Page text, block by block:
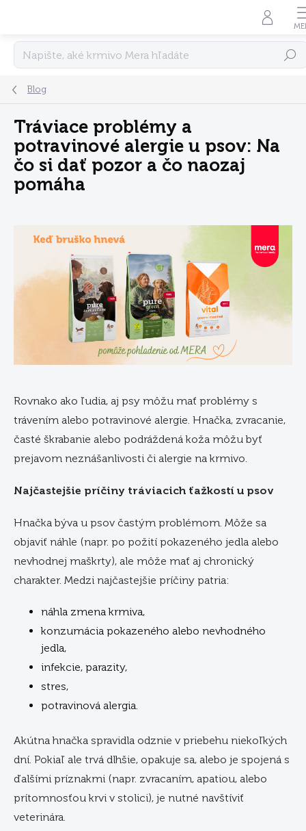
Hľadať
Blog
Tráviace problémy a
potravinové alergie u psov: Na
čo si dať pozor a čo naozaj
pomáha
Rovnako ako ľudia, aj psy môžu mať problémy s
trávením alebo potravinové alergie. Hnačka, zvracanie,
časté škrabanie alebo podráždená koža môžu byť
prejavom neznášanlivosti či alergie na krmivo.
Najčastejšie príčiny tráviacich ťažkostí u psov
Hnačka býva u psov častým problémom. Môže sa
objaviť náhle (napr. po požití pokazeného jedla alebo
nevhodnej maškrty), ale môže mať aj chronický
charakter. Medzi najčastejšie príčiny patria:
náhla zmena krmiva,
konzumácia pokazeného alebo nevhodného
jedla,
infekcie, parazity,
stres,
potravinová alergia.
Akútna hnačka spravidla odznie v priebehu niekoľkých
dní. Pokiaľ ale trvá dlhšie, opakuje sa, alebo je spojená s
ďalšími príznakmi (napr. zvracaním, apatiou, alebo
prítomnosťou krvi v stolici), je nutné navštíviť
veterinára.